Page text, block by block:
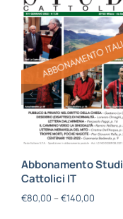
Abbonamento Studi
Cattolici IT
€80,00 – €140,00